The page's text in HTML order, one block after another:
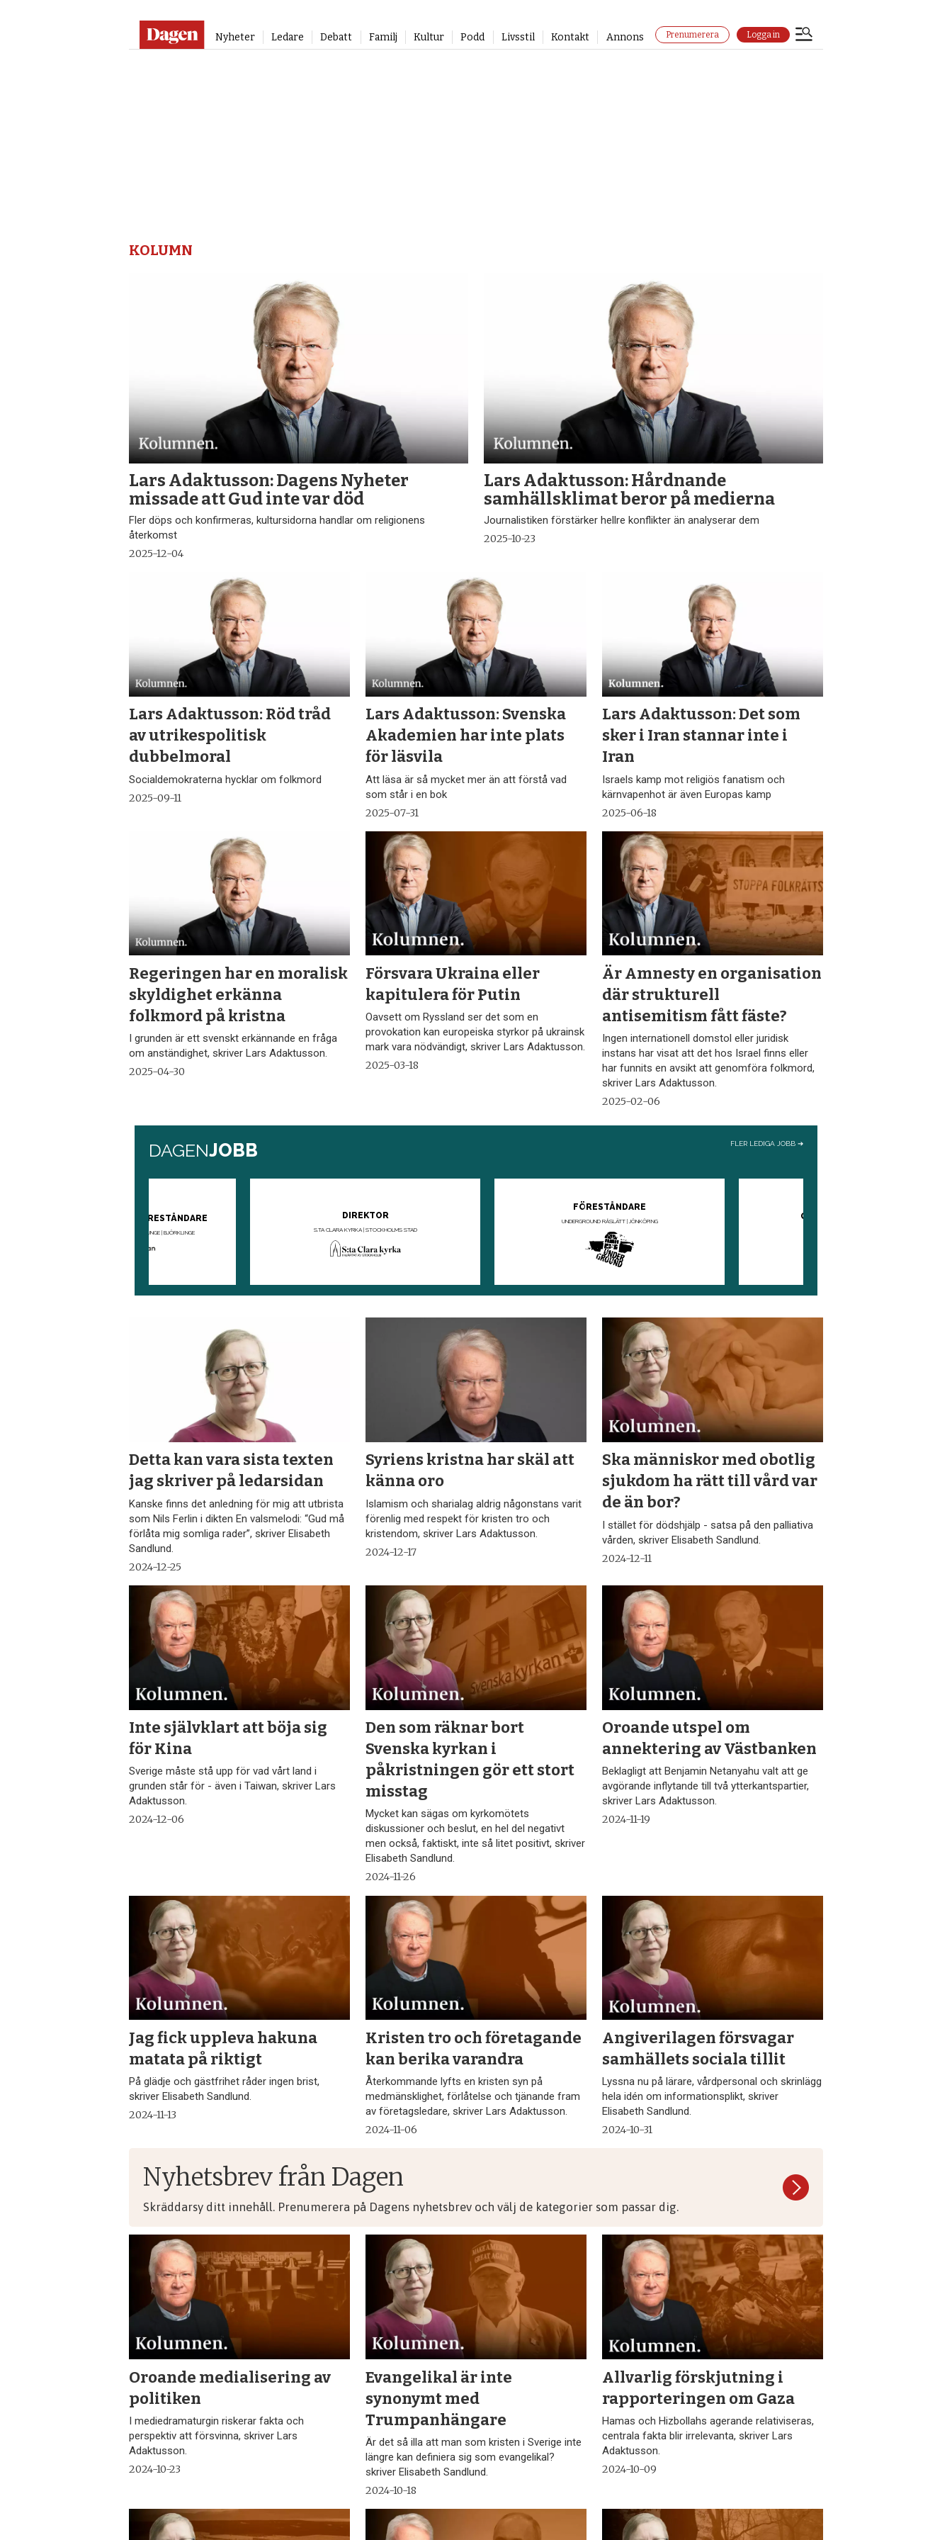
Nyheter Ledare Debatt Familj Kultur Podd Livsstil Kontakt Annons Prenumerera Logga in
KOLUMN
Lars Adaktusson: Dagens Nyheter
missade att Gud inte var död
Fler döps och konfirmeras, kultursidorna handlar om religionens
återkomst
2025-12-04
Lars Adaktusson: Hårdnande
samhällsklimat beror på medierna
Journalistiken förstärker hellre konflikter än analyserar dem
2025-10-23
Lars Adaktusson: Röd tråd
av utrikespolitisk
dubbelmoral
Socialdemokraterna hycklar om folkmord
2025-09-11
Lars Adaktusson: Svenska
Akademien har inte plats
för läsvila
Att läsa är så mycket mer än att förstå vad
som står i en bok
2025-07-31
Lars Adaktusson: Det som
sker i Iran stannar inte i
Iran
Israels kamp mot religiös fanatism och
kärnvapenhot är även Europas kamp
2025-06-18
Regeringen har en moralisk
skyldighet erkänna
folkmord på kristna
I grunden är ett svenskt erkännande en fråga
om anständighet, skriver Lars Adaktusson.
2025-04-30
Försvara Ukraina eller
kapitulera för Putin
Oavsett om Ryssland ser det som en
provokation kan europeiska styrkor på ukrainsk
mark vara nödvändigt, skriver Lars Adaktusson.
2025-03-18
Är Amnesty en organisation
där strukturell
antisemitism fått fäste?
Ingen internationell domstol eller juridisk
instans har visat att det hos Israel finns eller
har funnits en avsikt att genomföra folkmord,
skriver Lars Adaktusson.
2025-02-06
Detta kan vara sista texten
jag skriver på ledarsidan
Kanske finns det anledning för mig att utbrista
som Nils Ferlin i dikten En valsmelodi: “Gud må
förlåta mig somliga rader”, skriver Elisabeth
Sandlund.
2024-12-25
Syriens kristna har skäl att
känna oro
Islamism och sharialag aldrig någonstans varit
förenlig med respekt för kristen tro och
kristendom, skriver Lars Adaktusson.
2024-12-17
Ska människor med obotlig
sjukdom ha rätt till vård var
de än bor?
I stället för dödshjälp - satsa på den palliativa
vården, skriver Elisabeth Sandlund.
2024-12-11
Inte självklart att böja sig
för Kina
Sverige måste stå upp för vad vårt land i
grunden står för - även i Taiwan, skriver Lars
Adaktusson.
2024-12-06
Den som räknar bort
Svenska kyrkan i
påkristningen gör ett stort
misstag
Mycket kan sägas om kyrkomötets
diskussioner och beslut, en hel del negativt
men också, faktiskt, inte så litet positivt, skriver
Elisabeth Sandlund.
2024-11-26
Oroande utspel om
annektering av Västbanken
Beklagligt att Benjamin Netanyahu valt att ge
avgörande inflytande till två ytterkantspartier,
skriver Lars Adaktusson.
2024-11-19
Jag fick uppleva hakuna
matata på riktigt
På glädje och gästfrihet råder ingen brist,
skriver Elisabeth Sandlund.
2024-11-13
Kristen tro och företagande
kan berika varandra
Återkommande lyfts en kristen syn på
medmänsklighet, förlåtelse och tjänande fram
av företagsledare, skriver Lars Adaktusson.
2024-11-06
Angiverilagen försvagar
samhällets sociala tillit
Lyssna nu på lärare, vårdpersonal och skrinlägg
hela idén om informationsplikt, skriver
Elisabeth Sandlund.
2024-10-31
Nyhetsbrev från Dagen
Skräddarsy ditt innehåll. Prenumerera på Dagens nyhetsbrev och välj de kategorier som passar dig.
Oroande medialisering av
politiken
I mediedramaturgin riskerar fakta och
perspektiv att försvinna, skriver Lars
Adaktusson.
2024-10-23
Evangelikal är inte
synonymt med
Trumpanhängare
Är det så illa att man som kristen i Sverige inte
längre kan definiera sig som evangelikal?
skriver Elisabeth Sandlund.
2024-10-18
Allvarlig förskjutning i
rapporteringen om Gaza
Hamas och Hizbollahs agerande relativiseras,
centrala fakta blir irrelevanta, skriver Lars
Adaktusson.
2024-10-09